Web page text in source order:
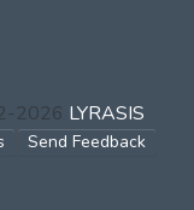
2026 LYRASIS
Send Feedback